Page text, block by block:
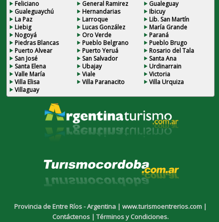
Feliciano
General Ramirez
Gualeguay
Gualeguaychú
Hernandarias
Ibicuy
La Paz
Larroque
Lib. San Martín
Liebig
Lucas González
María Grande
Nogoyá
Oro Verde
Paraná
Piedras Blancas
Pueblo Belgrano
Pueblo Brugo
Puerto Alvear
Puerto Yeruá
Rosario del Tala
San José
San Salvador
Santa Ana
Santa Elena
Ubajay
Urdinarrain
Valle María
Viale
Victoria
Villa Elisa
Villa Paranacito
Villa Urquiza
Villaguay
Provincia de Entre Ríos - Argentina |www.turismoentrerios.com |
Contáctenos |Términos y Condiciones.